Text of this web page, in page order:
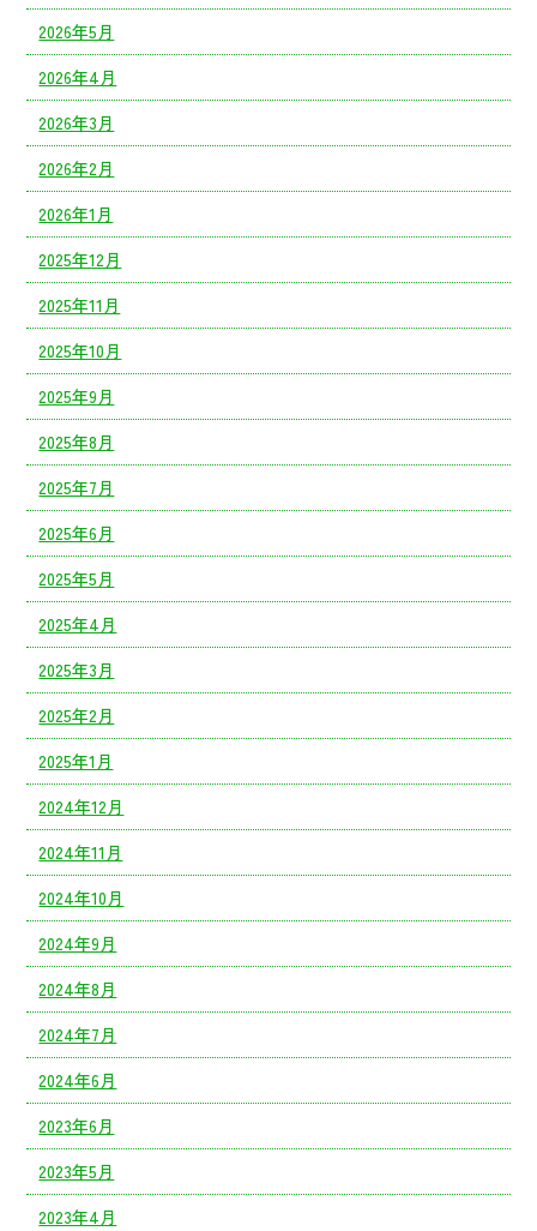
2026年5月
2026年4月
2026年3月
2026年2月
2026年1月
2025年12月
2025年11月
2025年10月
2025年9月
2025年8月
2025年7月
2025年6月
2025年5月
2025年4月
2025年3月
2025年2月
2025年1月
2024年12月
2024年11月
2024年10月
2024年9月
2024年8月
2024年7月
2024年6月
2023年6月
2023年5月
2023年4月